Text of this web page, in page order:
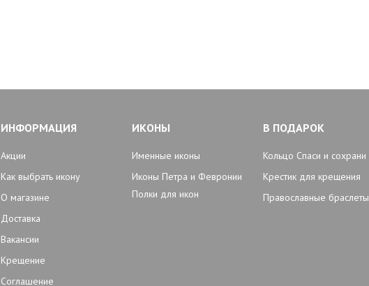
ИНФОРМАЦИЯ
Акции
Как выбрать икону
О магазине
Доставка
Вакансии
Крещение
Соглашение
ИКОНЫ
Именные иконы
Иконы Петра и Февронии
Полки для икон
В ПОДАРОК
Кольцо Спаси и сохрани
Крестик для крещения
Православные браслеты